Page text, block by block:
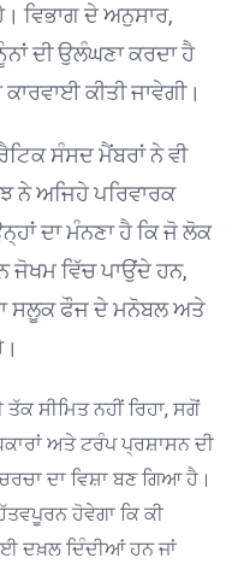
ਵਿਭਾਗ ਦੇ ਅਨੁਸਾਰ,
ਦੀ ਉਲੰਘਣਾ ਕਰਦਾ ਹੈ
ਕੀਤੀ ਜਾਵੇਗੀ।
ਸੰਸਦ ਮੈਂਬਰਾਂ ਨੇ ਵੀ
ਨੇ ਅਜਿਹੇ ਪਰਿਵਾਰਕ
ਦਾ ਮੰਨਣਾ ਹੈ ਕਿ ਜੋ ਲੋਕ
ਜੋਖਮ ਵਿੱਚ ਪਾਉਂਦੇ ਹਨ,
ਸਲੂਕ ਫੌਜ ਦੇ ਮਨੋਬਲ ਅਤੇ
ਸੀਮਿਤ ਨਹੀਂ ਰਿਹਾ, ਸਗੋਂ
ਅਤੇ ਟਰੰਪ ਪ੍ਰਸ਼ਾਸਨ ਦੀ
ਦਾ ਵਿਸ਼ਾ ਬਣ ਗਿਆ ਹੈ।
ਹੋਵੇਗਾ ਕਿ ਕੀ
ਦਖ਼ਲ ਦਿੰਦੀਆਂ ਹਨ ਜਾਂ